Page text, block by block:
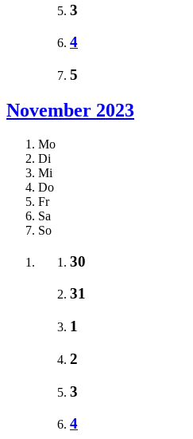
3
4
5
November 2023
Mo
Di
Mi
Do
Fr
Sa
So
30
31
1
2
3
4